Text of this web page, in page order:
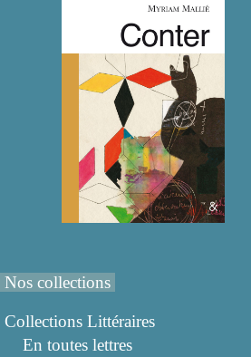
Nos collections
Collections Littéraires
En toutes lettres